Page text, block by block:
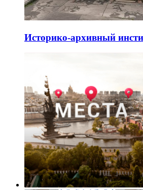
Историко-архивный